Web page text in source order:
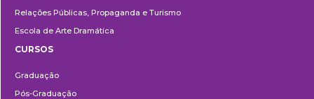
Relações Públicas, Propaganda e Turismo
Escola de Arte Dramática
CURSOS
Graduação
Pós-Graduação